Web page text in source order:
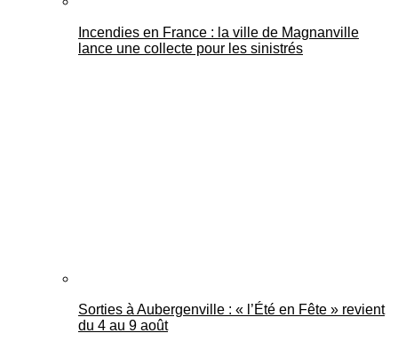
Incendies en France : la ville de Magnanville
lance une collecte pour les sinistrés
Sorties à Aubergenville : « l’Été en Fête » revient
du 4 au 9 août